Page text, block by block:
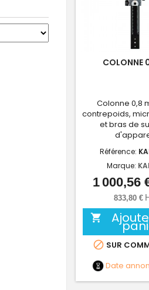
COLONNE
Colonne 0,8
contrepoids,
et bras de
Référence:
Marque:
Prix
1 000,56
833,80 €

 SUR
Date